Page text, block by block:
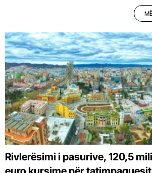
Rivlerësimi i pasurive, 120,5